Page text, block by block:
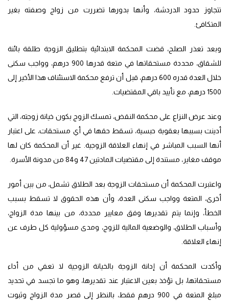
تتجاوز حدود الدردشة، وأنها بدورها تضررت من زواج وصفته بغير
المتكافئ.
وبعد تعذر الصلح، قضت المحكمة الابتدائية بتطليق الزوجة طلقة بائنة
للشقاق، محددة مستحقاتها في متعة قدرها 900 درهم، وواجب سكنى
خلال العدة قدره 600 درهم، قبل أن ترفع محكمة الاستئناف هذا الأخير إلى
1500 درهم، مع تأييد باقي المقتضيات.
وعند عرض النزاع على محكمة النقض، تمسك الزوج بكون خيانة زوجته، التي
أدينت بسببها بعقوبة حبسية، تسقط حقها في أي مستحقات، على اعتبار
أنها السبب المباشر في إنهاء العلاقة الزوجية. غير أن المحكمة كان لها
موقف مغاير، مستندة إلى مقتضيات المادتين 47 و84 من مدونة الأسرة.
واعتبرت المحكمة أن مستحقات الزوجة بعد الطلاق تشمل، من بين أمور
أخرى، المتعة وواجب سكنى العدة، وأن هذه الحقوق لا تسقط بسبب
الخطأ، وإنما يتم تقديرها وفق معايير محددة، من بينها مدة الزواج،
وأسباب الطلاق، والوضعية المالية للزوج، ومدى مسؤولية كل طرف عن
إنهاء العلاقة.
وأكدت المحكمة أن إدانة الزوجة بالخيانة الزوجية لا تعفي من أداء
مستحقاتها، بل تؤخذ بعين الاعتبار عند تقديرها، وهو ما تجسد في تحديد
مبلغ المتعة في 900 درهم فقط، بالنظر إلى قصر مدة الزواج وثبوت